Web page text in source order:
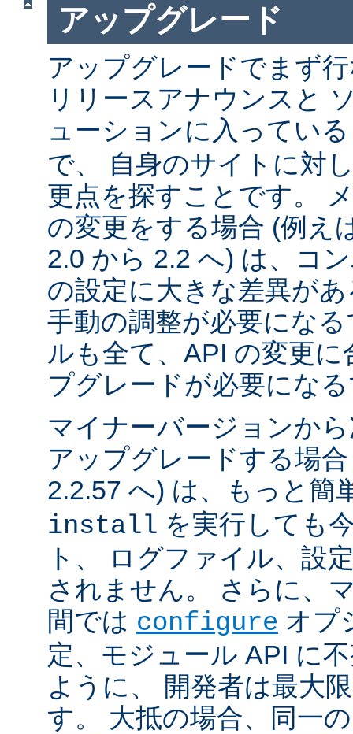
アップグレード
アップグレードでまず
リリースアナウンスと
ューションに入ってい
で、 自身のサイトに対
更点を探すことです。
の変更をする場合 (例え
2.0 から 2.2 へ) は、コ
の設定に大きな差異が
手動の調整が必要にな
ルも全て、API の変更
プグレードが必要にな
マイナーバージョンか
アップグレードする場
2.2.57 へ) は、もっと簡
install を実行しても
ト、 ログファイル、設
されません。 さらに、
間では configure オプ
定、モジュール API に
ように、 開発者は最大
す。 大抵の場合、同一